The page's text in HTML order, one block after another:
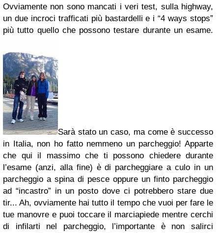
Ovviamente non sono mancati i veri test, sulla highway,
un due incroci trafficati più bastardelli e i “4 ways stops”
più tutto quello che possono testare durante un esame.
Sarà stato un caso, ma come è successo
in Italia, non ho fatto nemmeno un parcheggio! Apparte
che qui il massimo che ti possono chiedere durante
l’esame (anzi, alla fine) è di parcheggiare a culo in un
parcheggio a spina di pesce oppure un finto parcheggio
ad “incastro” in un posto dove ci potrebbero stare due
tir... Ah, ovviamente hai tutto il tempo che vuoi per fare le
tue manovre e puoi toccare il marciapiede mentre cerchi
di infilarti nel parcheggio, l’importante è non salirci